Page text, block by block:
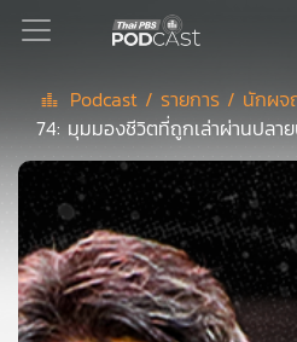
Podcast
ย์
ลิ
สต์
แนะนำ
Podcast / รายการ / นักผจ
74: มุมมองชีวิตที่ถูกเล่าผ่านปลา